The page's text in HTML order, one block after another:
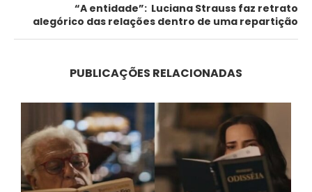
“A entidade”: Luciana Strauss faz retrato
alegórico das relações dentro de uma repartição
PUBLICAÇÕES RELACIONADAS